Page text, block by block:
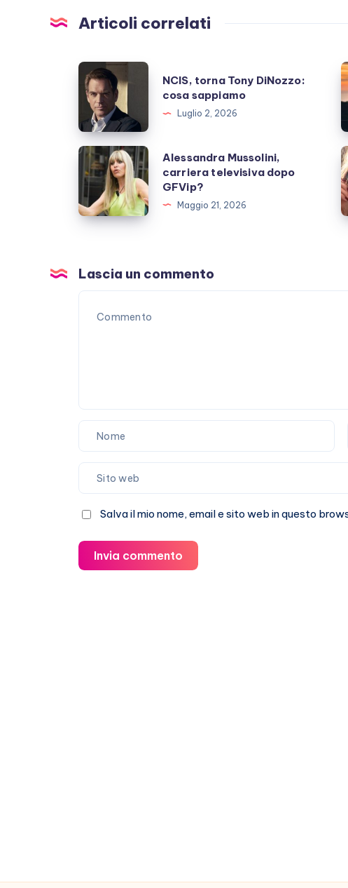
Articoli correlati
NCIS,
torna
Tony
DiNozzo:
cosa
sappiamo
NCIS, torna Tony DiNozzo:
cosa sappiamo
Luglio 2, 2026
Alessandra
Mussolini,
carriera
televisiva
Alessandra Mussolini,
carriera televisiva dopo
GFVip?
Maggio 21, 2026
e
Lascia un commento
Salva il mio nome, email e sito web in questo
Invia commento